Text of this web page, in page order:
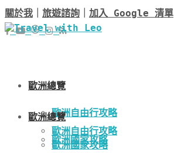
關於我 旅遊諮詢 加入 Google 清單
歐洲總覽
歐洲自由行攻略
歐洲國家攻略
歐洲總覽
歐洲自由行攻略
歐洲國家攻略